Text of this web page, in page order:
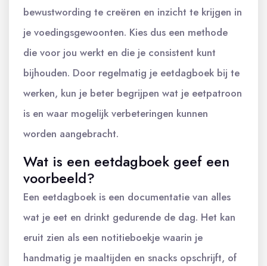
bewustwording te creëren en inzicht te krijgen in
je voedingsgewoonten. Kies dus een methode
die voor jou werkt en die je consistent kunt
bijhouden. Door regelmatig je eetdagboek bij te
werken, kun je beter begrijpen wat je eetpatroon
is en waar mogelijk verbeteringen kunnen
worden aangebracht.
Wat is een eetdagboek geef een
voorbeeld?
Een eetdagboek is een documentatie van alles
wat je eet en drinkt gedurende de dag. Het kan
eruit zien als een notitieboekje waarin je
handmatig je maaltijden en snacks opschrijft, of